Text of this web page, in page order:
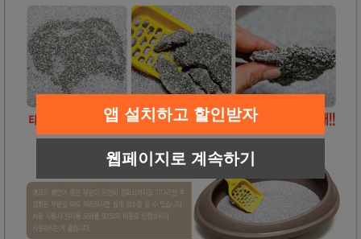
앱 설치하고 할인받자
웹페이지로 계속하기